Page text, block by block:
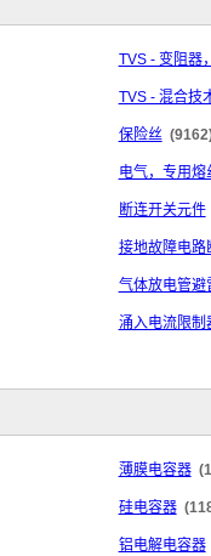
TVS - 变阻器
TVS - 混合技
保险丝
电气，专用熔
断连开关元件
接地故障电路
气体放电管避
涌入电流限制
薄膜电容器
硅电容器
铝电解电容器